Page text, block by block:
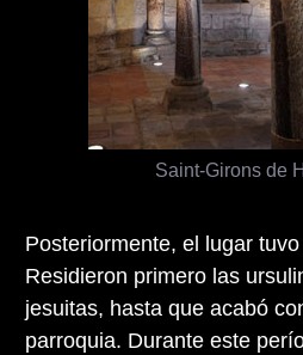
Posteriormente, el lugar
Residieron primero las
jesuitas, hasta que acabó
parroquia. Durante este
Saint-Girons de